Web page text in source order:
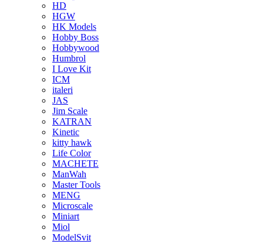
HD
HGW
HK Models
Hobby Boss
Hobbywood
Humbrol
I Love Kit
ICM
italeri
JAS
Jim Scale
KATRAN
Kinetic
kitty hawk
Life Color
MACHETE
ManWah
Master Tools
MENG
Microscale
Miniart
Miol
ModelSvit